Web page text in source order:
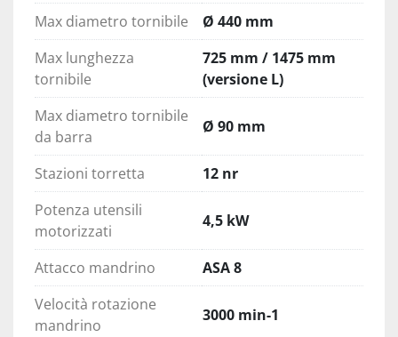
Max diametro tornibile
Ø 440 mm
Max lunghezza
tornibile
725 mm / 1475 mm
(versione L)
Max diametro tornibile
da barra
Ø 90 mm
Stazioni torretta
12 nr
Potenza utensili
motorizzati
4,5 kW
Attacco mandrino
ASA 8
Velocità rotazione
mandrino
3000 min-1